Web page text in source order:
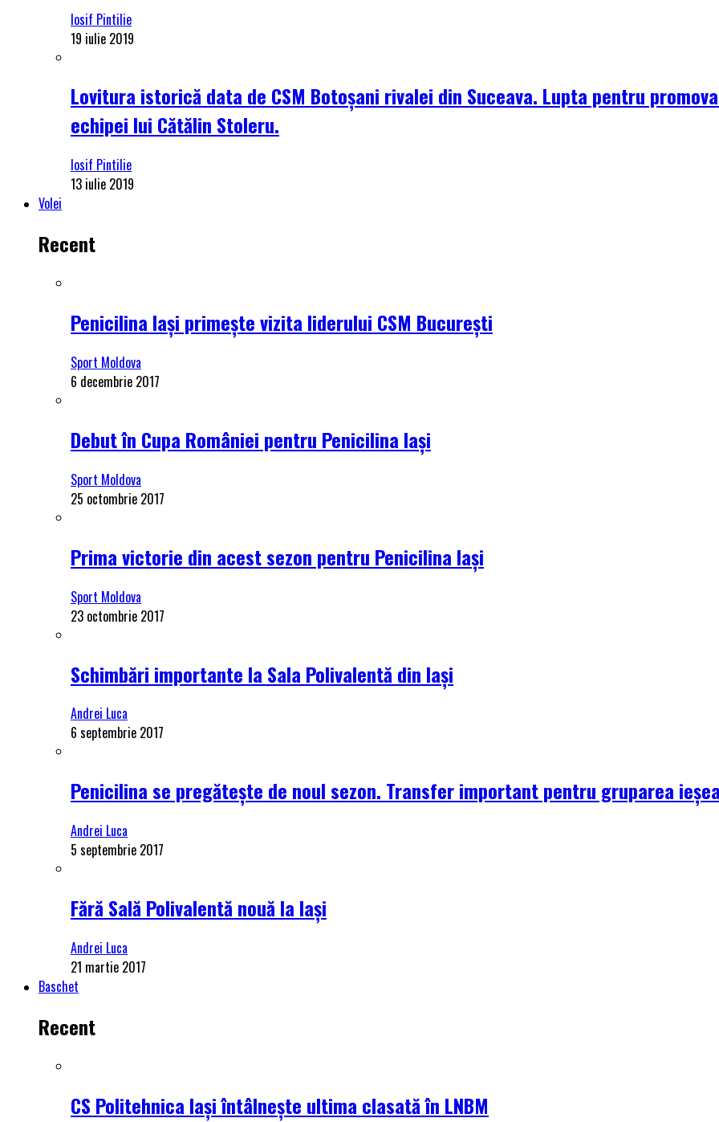
Iosif Pintilie
19 iulie 2019
Lovitura istorică data de CSM Botoșani rivalei din Suceava. Lupta pentru
echipei lui Cătălin Stoleru.
Iosif Pintilie
13 iulie 2019
Volei
Recent
Penicilina Iași primește vizita liderului CSM București
Sport Moldova
6 decembrie 2017
Debut în Cupa României pentru Penicilina Iași
Sport Moldova
25 octombrie 2017
Prima victorie din acest sezon pentru Penicilina Iași
Sport Moldova
23 octombrie 2017
Schimbări importante la Sala Polivalentă din Iași
Andrei Luca
6 septembrie 2017
Penicilina se pregătește de noul sezon. Transfer important pentru gruparea
Andrei Luca
5 septembrie 2017
Fără Sală Polivalentă nouă la Iași
Andrei Luca
21 martie 2017
Baschet
Recent
CS Politehnica Iași întâlnește ultima clasată în LNBM